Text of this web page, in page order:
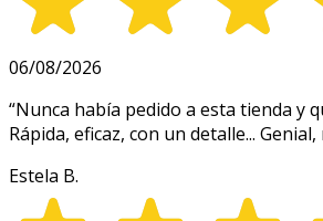
06/08/2026
“Nunca había pedido a esta tienda y
Rápida, eficaz, con un detalle...
Estela B.